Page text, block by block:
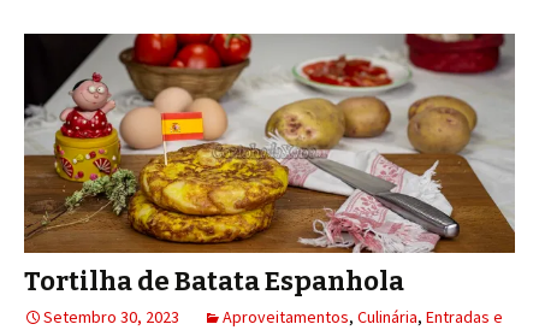
Tortilha de Batata Espanhola
Setembro 30, 2023 Aproveitamentos, Culinária, Entradas e